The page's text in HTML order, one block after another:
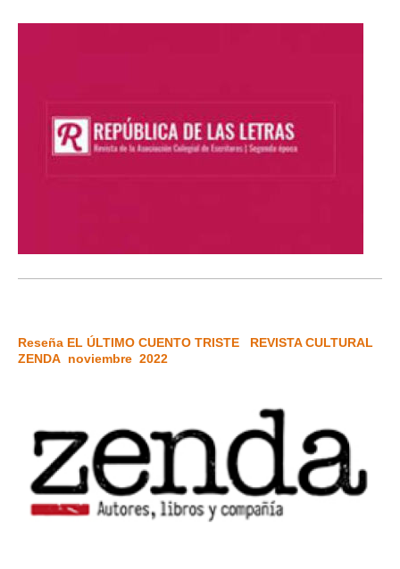
Reseña EL ÚLTIMO CUENTO TRISTE
REVISTA CULTURAL
ZENDA noviembre 2022